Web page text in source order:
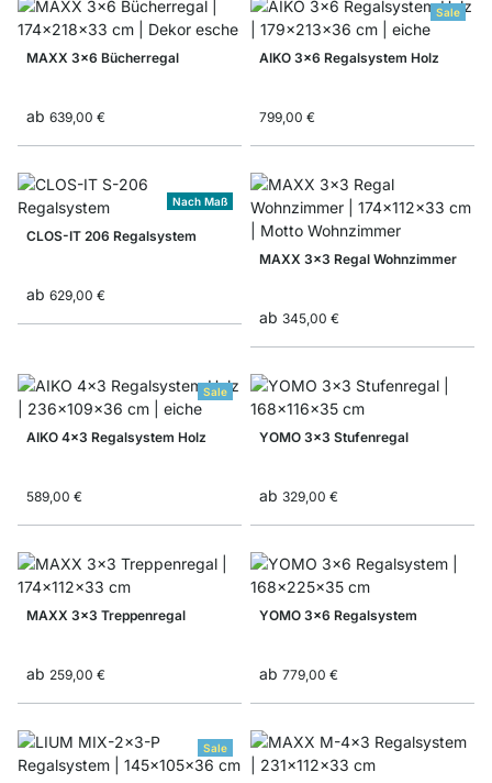
MAXX 3x6 Bücherregal
ab 639,00 €
Sale
AIKO 3x6 Regalsystem Holz
799,00 €
Nach Maß
CLOS-IT 206 Regalsystem
ab 629,00 €
MAXX 3x3 Regal Wohnzimmer
ab 345,00 €
Sale
AIKO 4x3 Regalsystem Holz
589,00 €
YOMO 3x3 Stufenregal
ab 329,00 €
MAXX 3x3 Treppenregal
ab 259,00 €
YOMO 3x6 Regalsystem
ab 779,00 €
Sale